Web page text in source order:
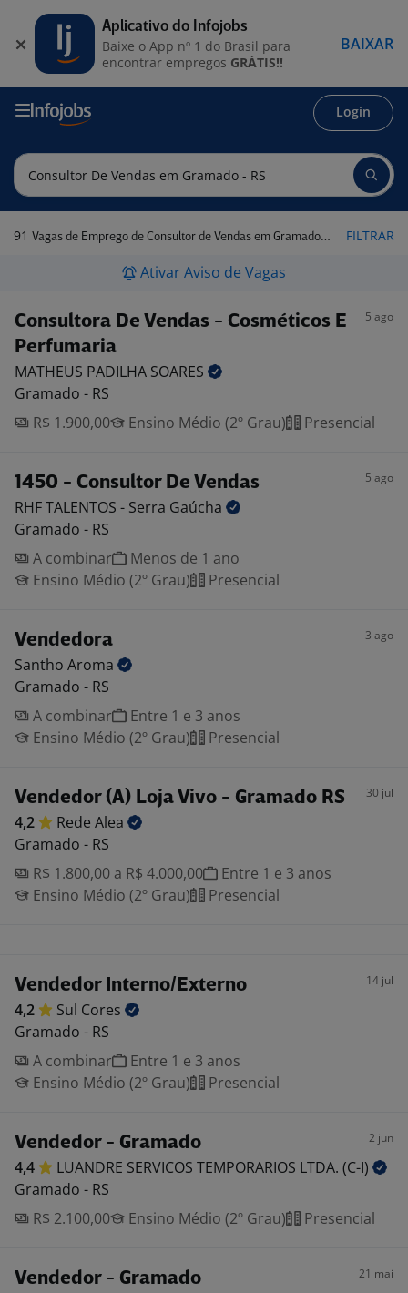
Login
91 Vagas de Emprego de Consultor de Vendas em Gramado - RS FILTRAR
Ativar Aviso de Vagas
Consultora De Vendas - Cosméticos E
Perfumaria
5 ago
MATHEUS PADILHA SOARES
Gramado - RS
R$ 1.900,00
Ensino Médio (2º Grau) Presencial
1450 - Consultor De Vendas 5 ago
RHF TALENTOS - Serra Gaúcha
Gramado - RS
A combinar
Menos de 1 ano
Ensino Médio (2º Grau)
Presencial
Vendedora 3 ago
Santho Aroma
Gramado - RS
A combinar
Entre 1 e 3 anos
Ensino Médio (2º Grau)
Presencial
Vendedor (A) Loja Vivo - Gramado RS 30 jul
4,2 Rede Alea
Gramado - RS
R$ 1.800,00 a R$ 4.000,00
Entre 1 e 3 anos
Ensino Médio (2º Grau)
Presencial
Vendedor Interno/Externo 14 jul
4,2 Sul Cores
Gramado - RS
A combinar
Entre 1 e 3 anos
Ensino Médio (2º Grau)
Presencial
Vendedor - Gramado 2 jun
4,4 LUANDRE SERVICOS TEMPORARIOS LTDA. (C-I)
Gramado - RS
R$ 2.100,00
Ensino Médio (2º Grau) Presencial
Vendedor - Gramado 21 mai
Aplicativo do Infojobs
Baixe o App nº 1 do Brasil para
encontrar empregos GRÁTIS!!
BAIXAR